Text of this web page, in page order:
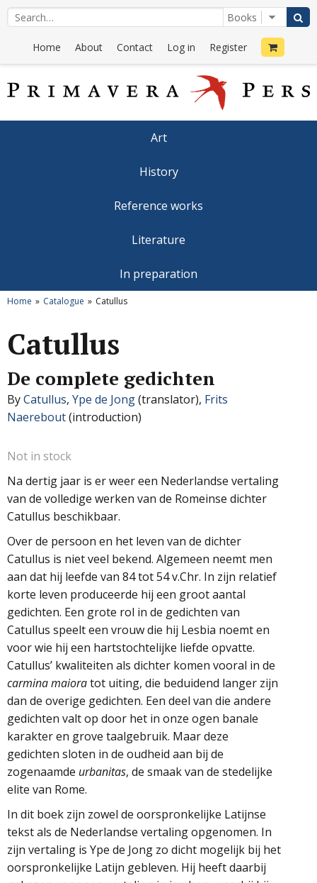
Home About Contact Log in Register
Art
History
Reference works
Literature
In preparation
Home Catalogue Catullus
Catullus
De complete gedichten
ByCatullus, Ype de Jong(translator), Frits
Naerebout(introduction)
Not in stock
Na dertig jaar is er weer een Nederlandse vertaling
van de volledige werken van de Romeinse dichter
Catullus beschikbaar.
Over de persoon en het leven van de dichter
Catullus is niet veel bekend. Algemeen neemt men
aan dat hij leefde van 84 tot 54 v.Chr. In zijn relatief
korte leven produceerde hij een groot aantal
gedichten. Een grote rol in de gedichten van
Catullus speelt een vrouw die hij Lesbia noemt en
voor wie hij een hartstochtelijke liefde opvatte.
Catullus’ kwaliteiten als dichter komen vooral in de
carmina maioratot uiting, die beduidend langer zijn
dan de overige gedichten. Een deel van die andere
gedichten valt op door het in onze ogen banale
karakter en grove taalgebruik. Maar deze
gedichten sloten in de oudheid aan bij de
zogenaamde urbanitas, de smaak van de stedelijke
elite van Rome.
In dit boek zijn zowel de oorspronkelijke Latijnse
tekst als de Nederlandse vertaling opgenomen. In
zijn vertaling is Ype de Jong zo dicht mogelijk bij het
oorspronkelijke Latijn gebleven. Hij heeft daarbij